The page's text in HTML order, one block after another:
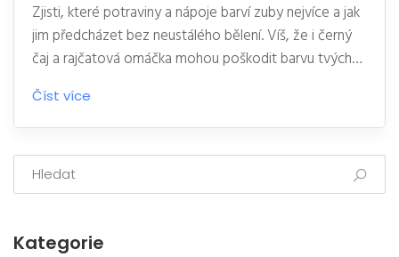
Zjisti, které potraviny a nápoje barví zuby nejvíce a jak
jim předcházet bez neustálého bělení. Víš, že i černý
čaj a rajčatová omáčka mohou poškodit barvu tvých
zubů?
Číst více
Kategorie